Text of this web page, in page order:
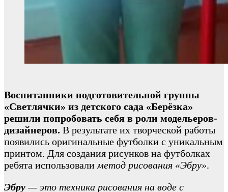
Воспитанники подготовительной группы
«Светлячки» из детского сада «Берёзка»
решили попробовать себя в роли модельеров-
дизайнеров. В результате их творческой работы
появились оригинальные футболки с уникальным
принтом. Для создания рисунков на футболках
ребята использовалиметод рисования «Эбру».
Эбру— это техника рисования на воде с